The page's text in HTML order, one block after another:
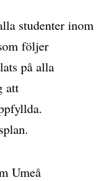
studenter inom
följer
på alla
att
Umeå